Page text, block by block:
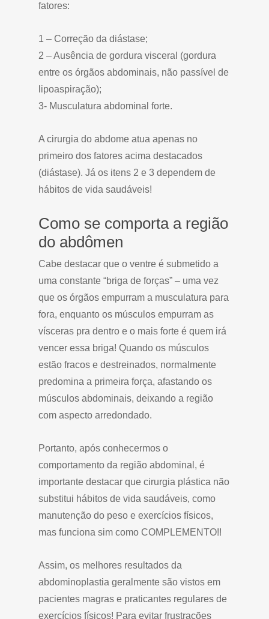
fatores:
1 – Correção da diástase;
2 – Ausência de gordura visceral (gordura
entre os órgãos abdominais, não passível de
lipoaspiração);
3- Musculatura abdominal forte.
A cirurgia do abdome atua apenas no
primeiro dos fatores acima destacados
(diástase). Já os itens 2 e 3 dependem de
hábitos de vida saudáveis!
Como se comporta a região
do abdômen
Cabe destacar que o ventre é submetido a
uma constante “briga de forças” – uma vez
que os órgãos empurram a musculatura para
fora, enquanto os músculos empurram as
vísceras pra dentro e o mais forte é quem irá
vencer essa briga! Quando os músculos
estão fracos e destreinados, normalmente
predomina a primeira força, afastando os
músculos abdominais, deixando a região
com aspecto arredondado.
Portanto, após conhecermos o
comportamento da região abdominal, é
importante destacar que cirurgia plástica não
substitui hábitos de vida saudáveis, como
manutenção do peso e exercícios físicos,
mas funciona sim como COMPLEMENTO!!
Assim, os melhores resultados da
abdominoplastia geralmente são vistos em
pacientes magras e praticantes regulares de
exercícios físicos! Para evitar frustrações